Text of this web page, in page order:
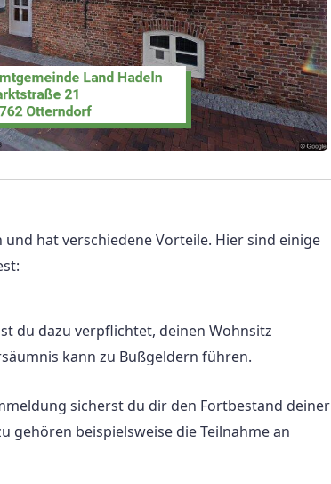
hat verschiedene Vorteile. Hier sind einige
du dazu verpflichtet, deinen Wohnsitz
kann zu Bußgeldern führen.
sicherst du dir den Fortbestand deiner
gehören beispielsweise die Teilnahme an